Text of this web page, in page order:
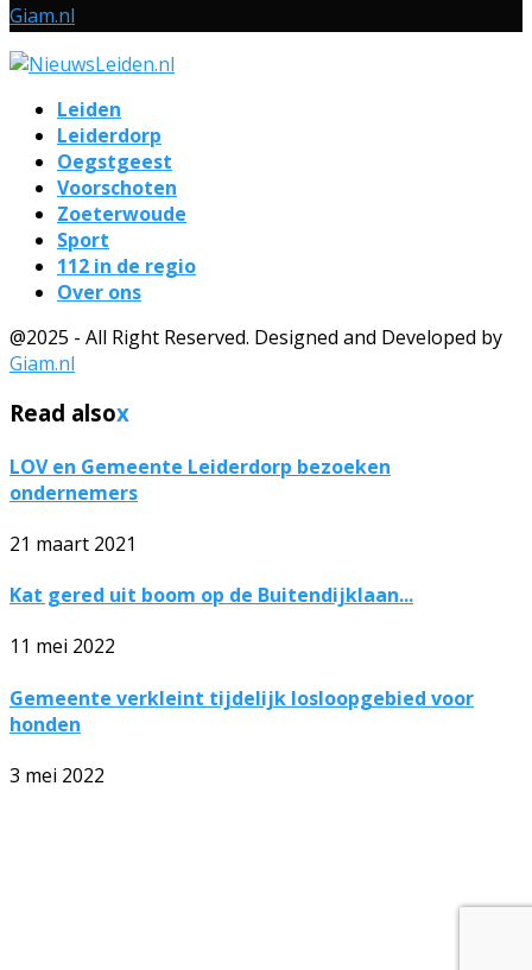
Giam.nl
Leiden
Leiderdorp
Oegstgeest
Voorschoten
Zoeterwoude
Sport
112 in de regio
Over ons
@2025 - All Right Reserved. Designed and Developed by
Giam.nl
Read alsox
LOV en Gemeente Leiderdorp bezoeken
ondernemers
21 maart 2021
Kat gered uit boom op de Buitendijklaan...
11 mei 2022
Gemeente verkleint tijdelijk losloopgebied voor
honden
3 mei 2022